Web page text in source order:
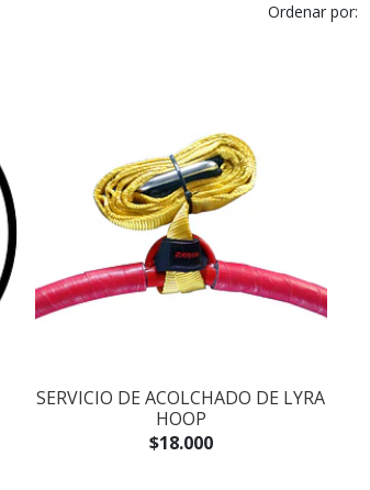
Ordenar por:
SERVICIO DE ACOLCHADO DE LYRA
HOOP
$18.000